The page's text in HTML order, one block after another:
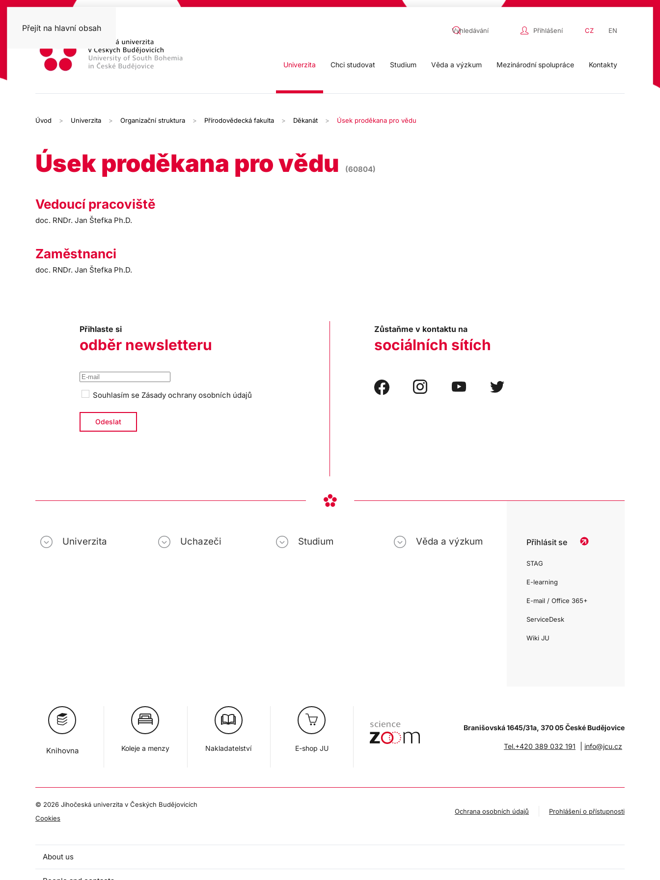
Přejít na hlavní obsah Přihlášení CZ EN
Univerzita Chci studovat Studium Věda a výzkum Mezinárodní spolupráce Kontakty
Úvod Univerzita Organizační struktura Přírodovědecká fakulta Děkanát Úsek proděkana pro vědu
Úsek proděkana pro vědu (60804)
Vedoucí pracoviště
doc. RNDr. Jan Štefka Ph.D.
Zaměstnanci
doc. RNDr. Jan Štefka Ph.D.
Přihlaste si
odběr newsletteru
Souhlasím se Zásady ochrany osobních údajů
Zůstaňme v kontaktu na
sociálních sítích
Univerzita Uchazeči Studium Věda a výzkum Přihlásit se
STAG
E-learning
E-mail / Office 365+
ServiceDesk
Wiki JU
Knihovna Koleje a menzy Nakladatelství E-shop JU
Branišovská 1645/31a, 370 05 České Budějovice
Tel.+420 389 032 191 info@jcu.cz
© 2026 Jihočeská univerzita v Českých Budějovicích
Cookies
Ochrana osobních údajů Prohlášení o přístupnosti
About us